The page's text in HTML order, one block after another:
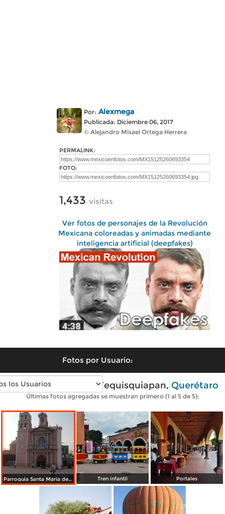
Por: Alexmega
Publicada: Diciembre 06, 2017
© Alejandro Misael Ortega Herrera
PERMALINK:
FOTO:
1,433 visitas
Ver fotos de personajes de la Revolución
Mexicana coloreadas y animadas mediante
inteligencia artificial (deepfakes)
Fotos por Usuario:
Fotos modernas de Tequisquiapan, Querétaro
Últimas fotos agregadas se muestran primero (1 al 5 de 5):
Parroquia Santa María de la Asunción Tren infantil Portales